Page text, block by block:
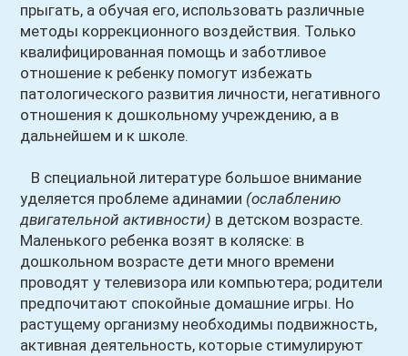
прыгать, а обучая его, использовать различные
методы коррекционного воздействия. Только
квалифицированная помощь и заботливое
отношение к ребенку помогут избежать
патологического развития личности, негативного
отношения к дошкольному учреждению, а в
дальнейшем и к школе.
В специальной литературе большое внимание
уделяется проблеме адинамии (ослаблению
двигательной активности) в детском возрасте.
Маленького ребенка возят в коляске: в
дошкольном возрасте дети много времени
проводят у телевизора или компьютера; родители
предпочитают спокойные домашние игры. Но
растущему организму необходимы подвижность,
активная деятельность, которые стимулируют